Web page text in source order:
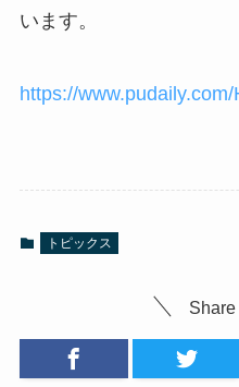
います。
https://
トピックス